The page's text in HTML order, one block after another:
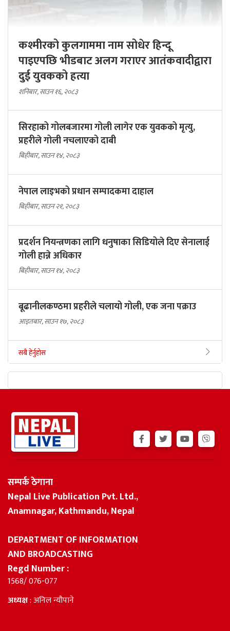
कश्मीरको कुलगाममा नाम सोधेर हिन्दू
पाइएपछि भीडबाट अलग गराएर आतंकवादीद्वारा
दुई युवकको हत्या
शनिबार, साउन १६, २०८३
सिरहाको गोलबजारमा गोली लागेर एक युवकको मृत्यु,
प्रहरीले गोली नचलाएको दाबी
बिहीबार, साउन १४, २०८३
नेपाल लाइभको प्रधान सम्पादकमा दाहाल
बिहीबार, साउन २१, २०८३
प्रदर्शन नियन्त्रणका लागि धनुषाका सिडियोले दिए सेनालाई
गोली हान्ने अधिकार
बिहीबार, साउन १४, २०८३
बूढानीलकण्ठमा प्रहरीले चलायो गोली, एक जना पक्राउ
आइतबार, साउन १७, २०८३
सबै हेर्नुहोस
सम्पर्क ठेगाना
Nepal Live Publication Pvt. Ltd.,
Anamnagar, Kathmandu, Nepal
DEPARTMENT OF INFORMATION
AND BROADCASTING
Regd Number :
1568/ 076-077
अध्यक्ष: अनिल न्यौपाने